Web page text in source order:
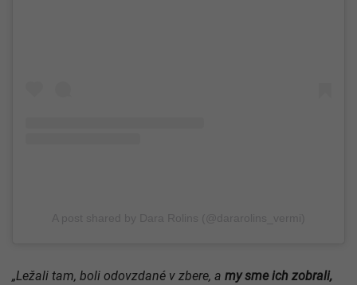
„Ležali tam, boli odovzdané v zbere, a my sme ich zobrali,